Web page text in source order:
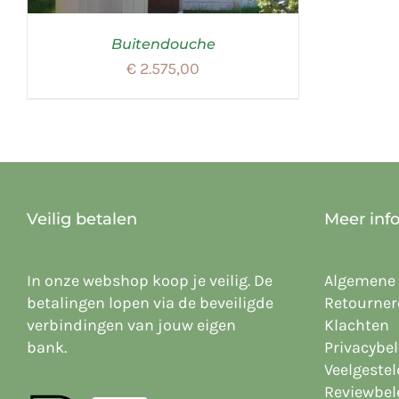
Buitendouche
€ 2.575,00
Veilig betalen
In onze webshop koop je veilig. De
betalingen lopen via de beveiligde
verbindingen van jouw eigen
bank.
Meer info
Klachten